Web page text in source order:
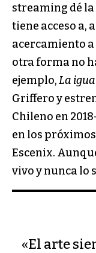
streaming dé la
tiene acceso a,
acercamiento
otra forma no
ejemplo,La
Griffero y
Chileno en
en los
Escenix.
vivo y nunca lo
«El arte